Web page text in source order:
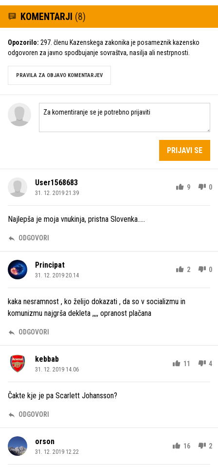
KOMENTARJI (8)
Opozorilo: 297. členu Kazenskega zakonika je posameznik kazensko
odgovoren za javno spodbujanje sovraštva, nasilja ali nestrpnosti.
PRAVILA ZA OBJAVO KOMENTARJEV
PRIJAVI SE
User1568683
31. 12. 2019 21.39
9 0
Najlepša je moja vnukinja, pristna Slovenka.....
ODGOVORI
Principat
31. 12. 2019 20.14
2 0
kaka nesramnost , ko želijo dokazati , da so v socializmu in
komunizmu najgrša dekleta ,,,, opranost plačana
ODGOVORI
kebbab
31. 12. 2019 14.06
11 4
Čakte kje je pa Scarlett Johansson?
ODGOVORI
orson
31. 12. 2019 12.22
16 2